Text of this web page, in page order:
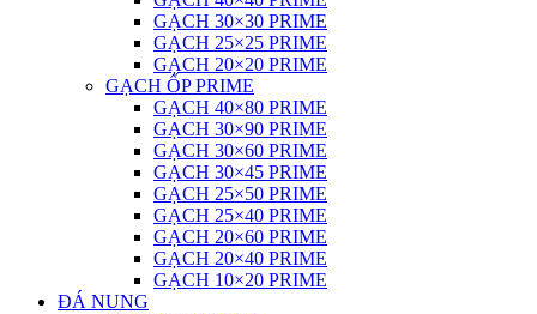
GẠCH 30×30 PRIME
GẠCH 25×25 PRIME
GẠCH 20×20 PRIME
GẠCH ỐP PRIME
GẠCH 40×80 PRIME
GẠCH 30×90 PRIME
GẠCH 30×60 PRIME
GẠCH 30×45 PRIME
GẠCH 25×50 PRIME
GẠCH 25×40 PRIME
GẠCH 20×60 PRIME
GẠCH 20×40 PRIME
GẠCH 10×20 PRIME
ĐÁ NUNG